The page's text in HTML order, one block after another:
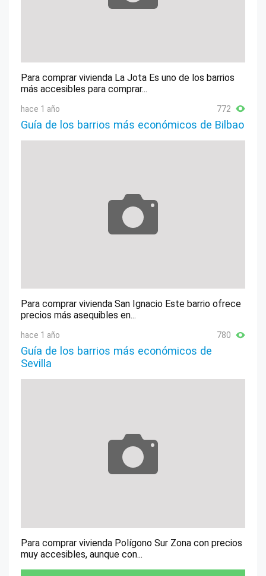
Para comprar vivienda La Jota Es uno de los barrios
más accesibles para comprar...
hace 1 año 772
Guía de los barrios más económicos de Bilbao
Para comprar vivienda San Ignacio Este barrio ofrece
precios más asequibles en...
hace 1 año 780
Guía de los barrios más económicos de
Sevilla
Para comprar vivienda Polígono Sur Zona con precios
muy accesibles, aunque con...